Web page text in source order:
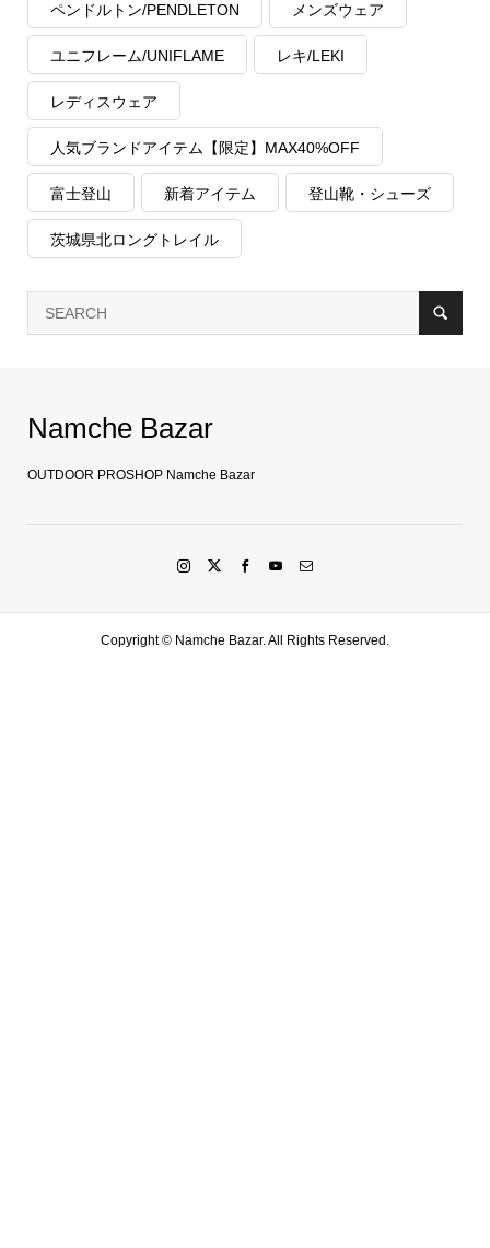
ペンドルトン/PENDLETON メンズウェア
ユニフレーム/UNIFLAME レキ/LEKI
レディスウェア
人気ブランドアイテム【限定】MAX40%OFF
富士登山 新着アイテム 登山靴・シューズ
茨城県北ロングトレイル
Namche Bazar
OUTDOOR PROSHOP Namche Bazar
Copyright © Namche Bazar. All Rights Reserved.